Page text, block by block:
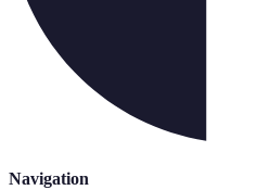
Navigation